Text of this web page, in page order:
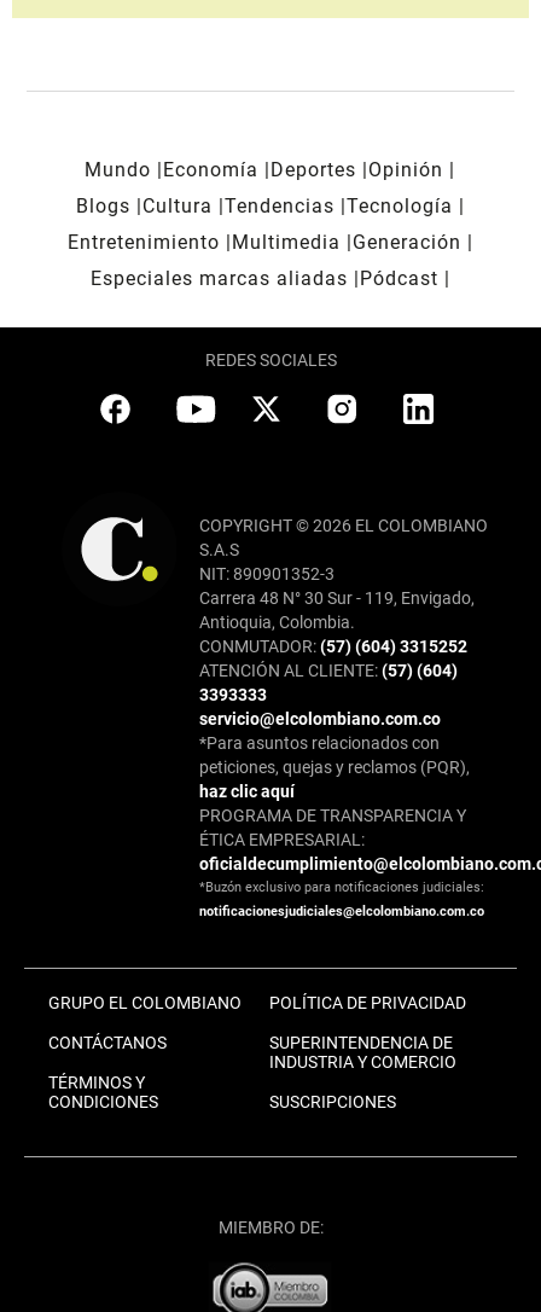
Mundo Economía Deportes
Opinión
Blogs
Cultura Tendencias Tecnología
Entretenimiento
Multimedia
Generación
Especiales marcas aliadas
Pódcast
REDES SOCIALES
COPYRIGHT © 2026 EL COLOMBIANO
S.A.S
NIT: 890901352-3
Carrera 48 N° 30 Sur - 119, Envigado,
Antioquia, Colombia.
CONMUTADOR:(57) (604) 3315252
ATENCIÓN AL CLIENTE:(57) (604)
3393333
servicio@elcolombiano.com.co
*Para asuntos relacionados con
peticiones, quejas y reclamos (PQR),
haz clic aquí
PROGRAMA DE TRANSPARENCIA Y
ÉTICA EMPRESARIAL:
*Buzón exclusivo para notificaciones judiciales:
notificacionesjudiciales@elcolombiano.com.co
GRUPO EL COLOMBIANO
CONTÁCTANOS
TÉRMINOS Y
CONDICIONES
POLÍTICA DE PRIVACIDAD
SUPERINTENDENCIA DE
INDUSTRIA Y COMERCIO
SUSCRIPCIONES
MIEMBRO DE: